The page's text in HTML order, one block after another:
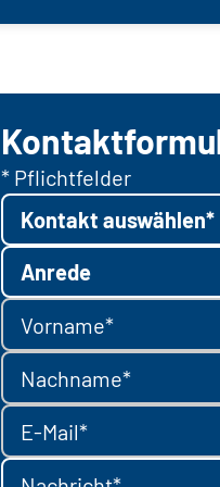
* Pflichtfelder
Kontakt auswählen*
Anrede
Vorname*
Nachname*
E-Mail*